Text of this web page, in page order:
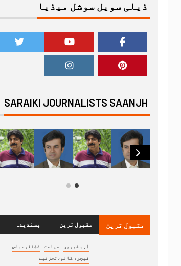
ڈیلی سویل سوشل میڈیا
SARAIKI JOURNALISTS SAANJH
مقبول ترین مقبول ترین پسندیدہ
اہم خبریں سیاحت غضنفرعباس
فیچر، کالم،تجزئیے